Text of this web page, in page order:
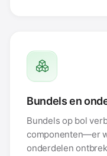
Bundels en
Bundels op bol
componenten—er
onderdelen